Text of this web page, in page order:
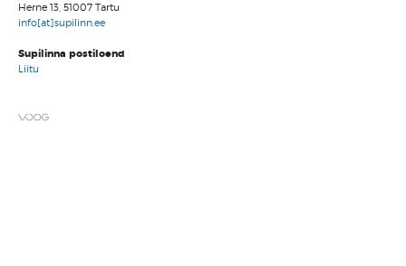
Herne 13, 51007 Tartu
info[at]supilinn.ee
Supilinna postiloend
Liitu